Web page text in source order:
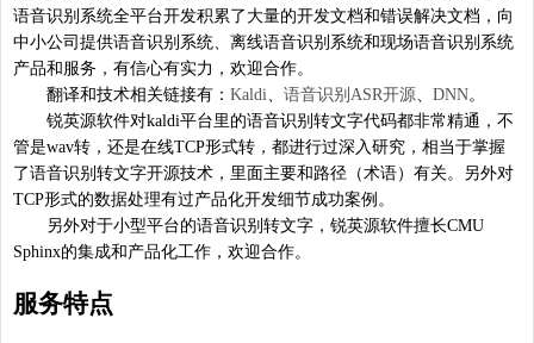
语音识别系统全平台开发积累了大量的开发文档和错误解决文档，向
中小公司提供语音识别系统、离线语音识别系统和现场语音识别系统
产品和服务，有信心有实力，欢迎合作。
翻译和技术相关链接有： Kaldi 语音识别ASR开源 DNN。
锐英源软件对kaldi平台里的语音识别转文字代码都非常精通，不
管是wav转，还是在线TCP形式转，都进行过深入研究，相当于掌握
了语音识别转文字开源技术，里面主要和路径（术语）有关。另外对
TCP形式的数据处理有过产品化开发细节成功案例。
另外对于小型平台的语音识别转文字，锐英源软件擅长CMU
Sphinx的集成和产品化工作，欢迎合作。
服务特点